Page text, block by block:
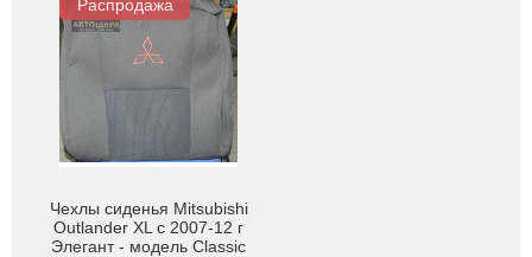
Распродажа
Чехлы сиденья Mitsubishi
Outlander XL c 2007-12 г
Элегант - модель Classic